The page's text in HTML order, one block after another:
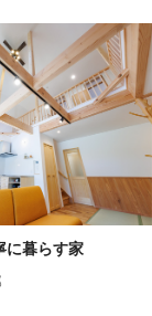
に暮らす家